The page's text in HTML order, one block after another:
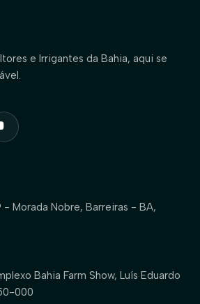
e Irrigantes da Bahia, aqui se
- Morada Nobre, Barreiras - BA,
Bahia Farm Show, Luís Eduardo
000